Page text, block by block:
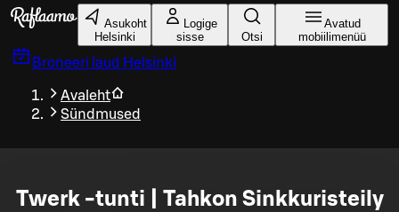
Liigu peamise sisu juurde
Asukoht
Helsinki
Logige
sisse
Otsi
Avatud
mobiilimenüü
Broneeri laud Helsinki
Avaleht
Sündmused
Twerk -tunti | Tahkon Sinkkuristeily